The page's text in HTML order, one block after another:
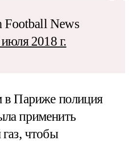
News
2018 г.
в Париже полиция
применить
чтобы